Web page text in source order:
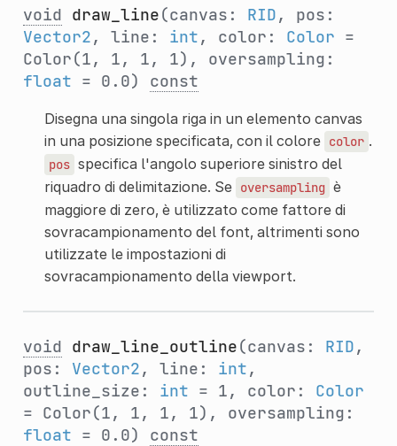
void draw_line(canvas: RID, pos:
Vector2, line: int, color: Color =
Color(1, 1, 1, 1), oversampling:
float = 0.0) const
Disegna una singola riga in un elemento canvas
in una posizione specificata, con il colore color .
pos specifica l'angolo superiore sinistro del
riquadro di delimitazione. Se oversampling è
maggiore di zero, è utilizzato come fattore di
sovracampionamento del font, altrimenti sono
utilizzate le impostazioni di
sovracampionamento della viewport.
void draw_line_outline(canvas: RID,
pos: Vector2, line: int,
outline_size: int = 1, color: Color
= Color(1, 1, 1, 1), oversampling:
float = 0.0) const